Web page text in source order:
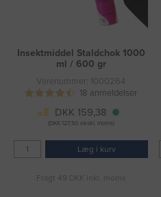
Insektmiddel Staldchok 1000
ml / 600 gr
Varenummer: 1000264
18 anmeldelser
DKK 159,38
(DKK 127,50 ekskl. moms)
Læg i kurv
Fragt 49 DKK inkl. moms